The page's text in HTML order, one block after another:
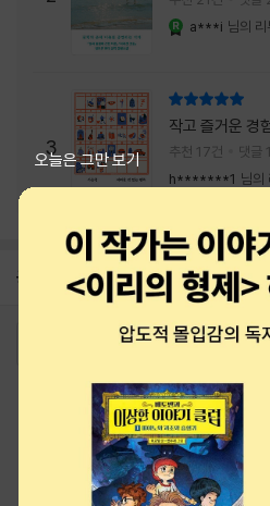
a***i 님의 리
3
작고 즐거운 경
회피하지 말기,
기.
추천 17건
댓글
h*******1 님의
공지 26년 NBCI 수상 안내
2026-08-01
오늘은 그만 보기
최근 본 상
고객센터 1544-3800 티켓 1544-
eBook 1:1문의/채
예스이십사(주) 사업
이용약관
개인정보처리방침
PC버전
회사소개